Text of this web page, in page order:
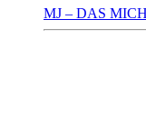
MJ – DAS